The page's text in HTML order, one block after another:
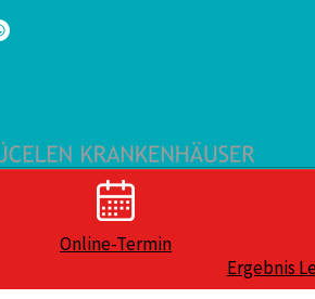
Online-Termin
Ergebnis